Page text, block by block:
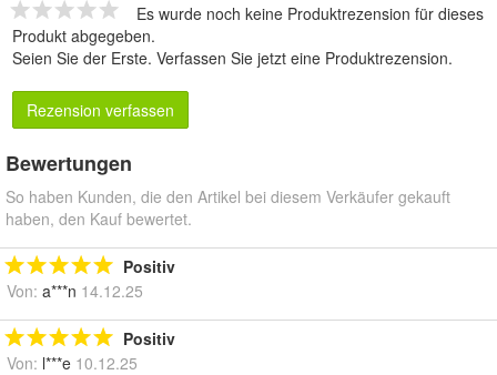
Es wurde noch keine Produktrezension für dieses
Produkt abgegeben.
Seien Sie der Erste. Verfassen Sie jetzt eine Produktrezension.
Rezension verfassen
Bewertungen
So haben Kunden, die den Artikel bei diesem Verkäufer gekauft
haben, den Kauf bewertet.
Positiv
Von: a***n 14.12.25
Positiv
Von: l***e 10.12.25